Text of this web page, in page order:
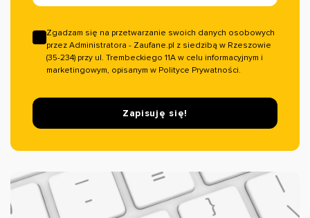
Zgadzam się na przetwarzanie swoich danych osobowych
przez Administratora - Zaufane.pl z siedzibą w Rzeszowie
(35-234) przy ul. Trembeckiego 11A w celu informacyjnym i
marketingowym, opisanym w Polityce Prywatności.
Zapisuję się!